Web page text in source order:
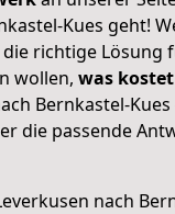
Kues geht!
richtige Lösung
wollen, was
Bernkastel-
die passende
nach